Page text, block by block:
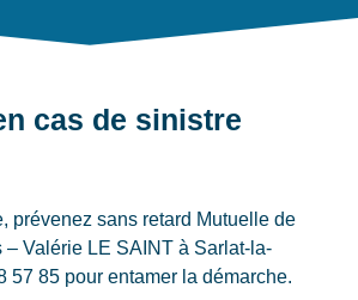
cas de sinistre
prévenez sans retard Mutuelle de
– Valérie LE SAINT à Sarlat-la-
57 85 pour entamer la démarche.